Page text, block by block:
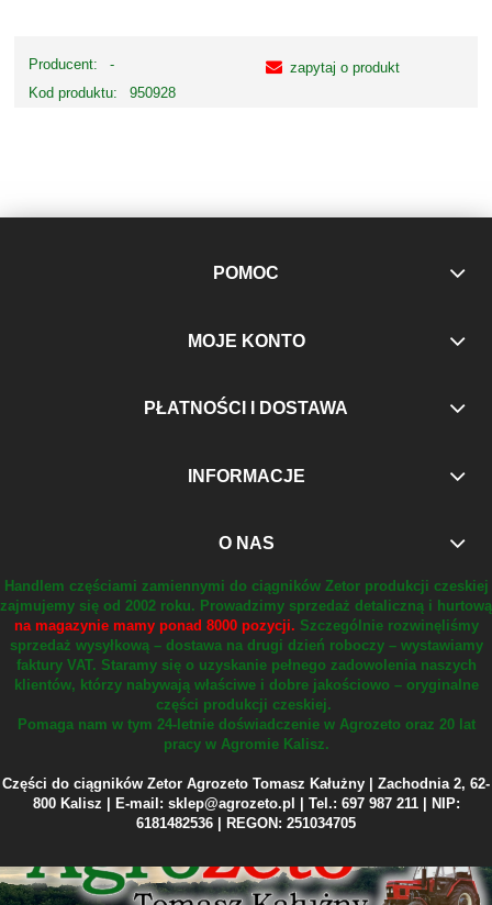
Producent:
-
Kod produktu:
950928
zapytaj o produkt
POMOC
MOJE KONTO
PŁATNOŚCI I DOSTAWA
INFORMACJE
O NAS
Handlem częściami zamiennymi do ciągników Zetor produkcji czeskiej
zajmujemy się od 2002 roku. Prowadzimy sprzedaż detaliczną i hurtową
na magazynie mamy ponad 8000 pozycji. Szczególnie rozwinęliśmy
sprzedaż wysyłkową – dostawa na drugi dzień roboczy – wystawiamy
faktury VAT. Staramy się o uzyskanie pełnego zadowolenia naszych
klientów, którzy nabywają właściwe i dobre jakościowo – oryginalne
części produkcji czeskiej.
Pomaga nam w tym 24-letnie doświadczenie w Agrozeto oraz 20 lat
pracy w Agromie Kalisz.
Części do ciągników Zetor Agrozeto Tomasz Kałużny | Zachodnia 2, 62-
800 Kalisz | E-mail: sklep@agrozeto.pl | Tel.: 697 987 211 | NIP:
6181482536 | REGON: 251034705